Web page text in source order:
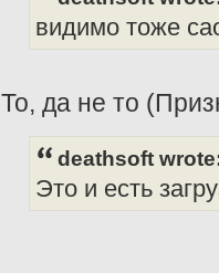
видимо тоже
То, да не то
deathsoft
Это и есть